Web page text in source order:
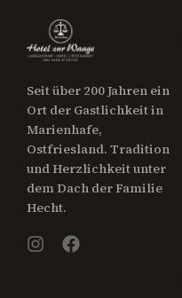
Seit über 200 Jahren ein
Ort der Gastlichkeit in
Marienhafe,
Ostfriesland. Tradition
und Herzlichkeit unter
dem Dach der Familie
Hecht.